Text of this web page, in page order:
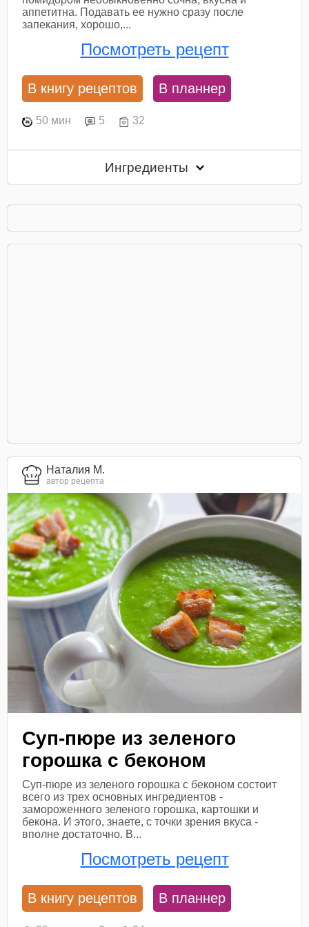
аппетитна. Подавать ее нужно сразу после
запекания, хорошо,...
Посмотреть рецепт
В книгу рецептов В планнер
50 мин 5 32
Ингредиенты
Наталия М.
автор рецепта
Суп-пюре из зеленого
горошка с беконом
Суп-пюре из зеленого горошка с беконом состоит
всего из трех основных ингредиентов -
замороженного зеленого горошка, картошки и
бекона. И этого, знаете, с точки зрения вкуса -
вполне достаточно. В...
Посмотреть рецепт
В книгу рецептов В планнер